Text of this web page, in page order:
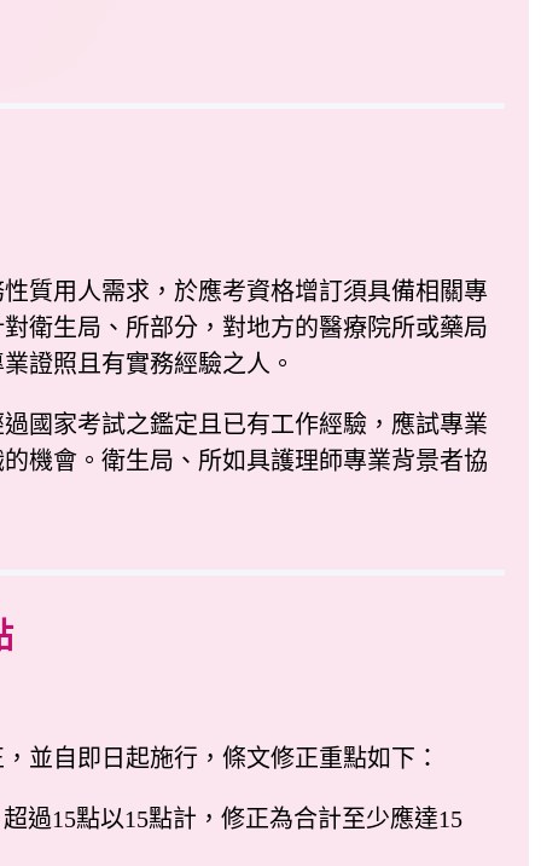
用人需求，於應考資格增訂須具備相關專
衛生局、所部分，對地方的醫療院所或藥局
證照且有實務經驗之人。
家考試之鑑定且已有工作經驗，應試專業
機會。衛生局、所如具護理師專業背景者協
自即日起施行，條文修正重點如下：
過15點以15點計，修正為合計至少應達15